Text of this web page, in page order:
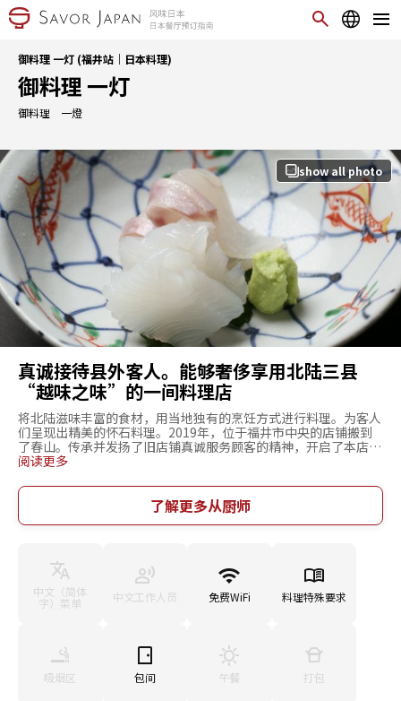
御料理 一灯 (福井站｜日本料理)
御料理 一灯
御料理 一燈
show all photo
真诚接待县外客人。能够奢侈享用北陆三县
“越味之味”的一间料理店
将北陆滋味丰富的食材，用当地独有的烹饪方式进行料理。为客人
们呈现出精美的怀石料理。2019年，位于福井市中央的店铺搬到
了春山。传承并发扬了旧店铺真诚服务顾客的精神，开启了本店的
新篇章。将福井当地特产、鲜鱼和蔬菜等丰富食材，用奢华的怀石
进货来的日本酒相得益彰。还为您提供日本酒奢享套餐，让您可以
感受到日本酒与美食的完美结合，体验至高无上的奢华一刻。洒落
的茶室式空间内设有7个吧台席位、以及4间包间，无论是款待县外
阅读更多
了解更多从厨师
中文（简体
字）菜单 中文工作人员 免费WiFi 料理特殊要求
吸烟区 包间 午餐 打包